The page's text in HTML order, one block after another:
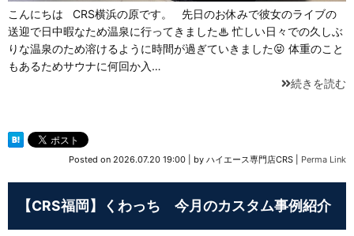
こんにちは CRS横浜の原です。 先日のお休みで彼女のライブの
送迎で日中暇なため温泉に行ってきました♨ 忙しい日々での久しぶ
りな温泉のため溶けるように時間が過ぎていきました😝 体重のこと
もあるためサウナに何回か入…
続きを読む
Posted on 2026.07.20 19:00 by ハイエース専門店CRS Perma Link
【CRS福岡】くわっち 今月のカスタム事例紹介